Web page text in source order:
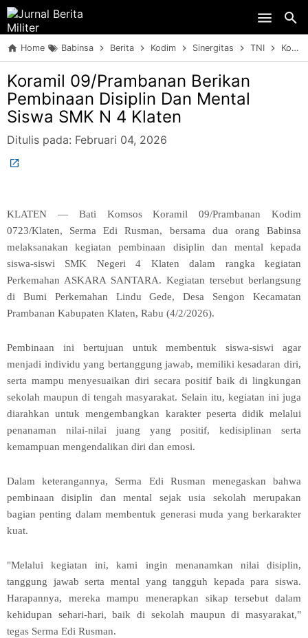
Home Babinsa Berita Kodim Sinergitas TNI Koramil 09/Prambanan Berikan Pembinaan Disiplin Dan Mental Siswa SMK N 4 Klaten
Koramil 09/Prambanan Berikan
Pembinaan Disiplin Dan Mental
Siswa SMK N 4 Klaten
Ditulis pada: Februari 04, 2026
KLATEN — Bati Komsos Koramil 09/Prambanan Kodim
0723/Klaten, Serma Edi Rusman, bersama dua orang Babinsa
melaksanakan kegiatan pembinaan disiplin dan mental kepada
siswa-siswi SMK Negeri 4 Klaten dalam rangka kegiatan
Perkemahan ASKARA SANTARA. Kegiatan tersebut berlangsung
di Bumi Perkemahan Lindu Gede, Desa Sengon Kecamatan
Prambanan Kabupaten Klaten, Rabu (4/2/2026).
Pembinaan ini bertujuan untuk membentuk siswa-siswi agar
menjadi individu yang bertanggung jawab, memiliki kesadaran diri,
serta mampu menyesuaikan diri secara positif baik di lingkungan
sekolah maupun di tengah masyarakat. Selain itu, kegiatan ini juga
diarahkan untuk mengembangkan karakter peserta didik melalui
penanaman nilai-nilai juang yang positif, kedisiplinan serta
kemampuan mengendalikan diri dan emosi.
Dalam keterangannya, Serma Edi Rusman menegaskan bahwa
pembinaan disiplin dan mental sejak usia sekolah merupakan
bagian penting dalam membentuk generasi muda yang berkarakter
kuat.
"Melalui kegiatan ini, kami ingin menanamkan nilai disiplin,
tanggung jawab serta mental yang tangguh kepada para siswa.
Harapannya, mereka mampu menerapkan sikap tersebut dalam
kehidupan sehari-hari, baik di sekolah maupun di masyarakat,"
tegas Serma Edi Rusman.